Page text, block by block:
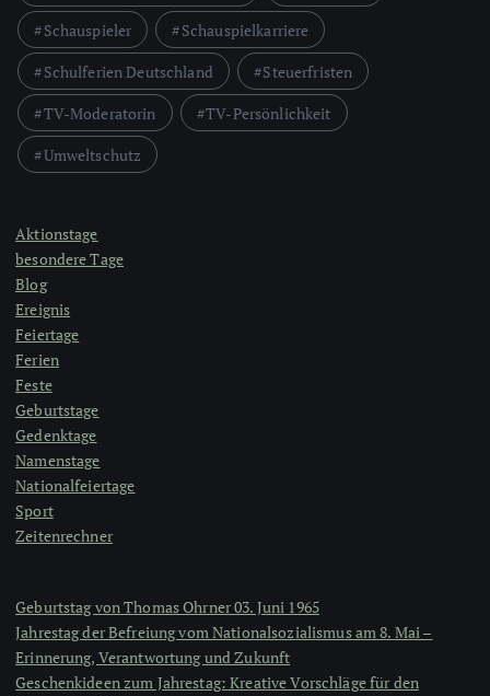
Schauspieler
Schauspielkarriere
Schulferien Deutschland
Steuerfristen
TV-Moderatorin
TV-Persönlichkeit
Umweltschutz
Aktionstage
besondere Tage
Blog
Ereignis
Feiertage
Ferien
Feste
Geburtstage
Gedenktage
Namenstage
Nationalfeiertage
Sport
Zeitenrechner
Geburtstag von Thomas Ohrner 03. Juni 1965
Jahrestag der Befreiung vom Nationalsozialismus am 8. Mai –
Erinnerung, Verantwortung und Zukunft
Geschenkideen zum Jahrestag: Kreative Vorschläge für den